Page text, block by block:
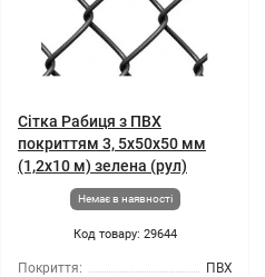
Сітка Рабиця з ПВХ
покриттям 3, 5x50x50 мм
(1,2x10 м) зелена (рул)
Немає в наявності
Код товару: 29644
Покриття:
ПВХ